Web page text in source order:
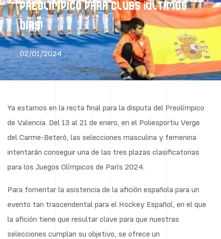
PREOLÍMPICO PARA CLUBS ¡ÚLTIMOS
DÍAS!
02/01/2024
Ya estamos en la recta final para la disputa del Preolímpico
de Valencia. Del 13 al 21 de enero, en el Poliesportiu Verge
del Carme-Beteró, las selecciones masculina y femenina
intentarán conseguir una de las tres plazas clasificatorias
para los Juegos Olímpicos de París 2024.
Para fomentar la asistencia de la afición española para un
evento tan trascendental para el Hockey Español, en el que
la afición tiene que resultar clave para que nuestras
selecciones cumplan su objetivo, se ofrece un